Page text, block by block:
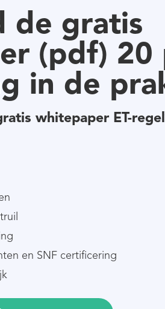
de gratis
(pdf) 20
in de
whitepaper ET-
en SNF certificering